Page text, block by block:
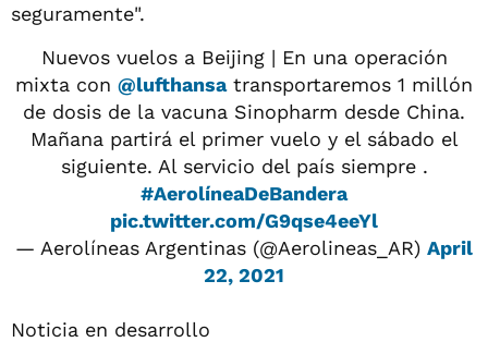
seguramente".
Nuevos vuelos a Beijing | En una operación
mixta con @lufthansatransportaremos 1 millón
de dosis de la vacuna Sinopharm desde China.
Mañana partirá el primer vuelo y el sábado el
siguiente. Al servicio del país siempre .
#AerolíneaDeBandera
pic.twitter.com/G9qse4eeYl
— Aerolíneas Argentinas (@Aerolineas_AR) April
22, 2021
Noticia en desarrollo